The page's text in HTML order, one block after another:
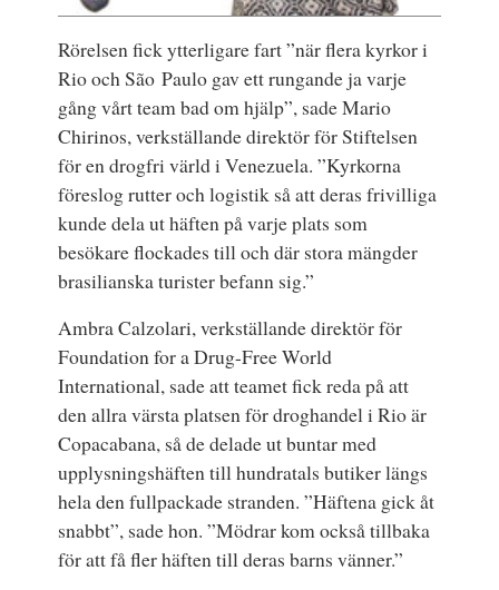
Rörelsen fick ytterligare fart ”när flera kyrkor i
Rio och São Paulo gav ett rungande ja varje
gång vårt team bad om hjälp”, sade Mario
Chirinos, verkställande direktör för Stiftelsen
för en drogfri värld i Venezuela. ”Kyrkorna
föreslog rutter och logistik så att deras frivilliga
kunde dela ut häften på varje plats som
besökare flockades till och där stora mängder
brasilianska turister befann sig.”
Ambra Calzolari, verkställande direktör för
Foundation for a Drug-Free World
International, sade att teamet fick reda på att
den allra värsta platsen för droghandel i Rio är
Copacabana, så de delade ut buntar med
upplysningshäften till hundratals butiker längs
hela den fullpackade stranden. ”Häftena gick åt
snabbt”, sade hon. ”Mödrar kom också tillbaka
för att få fler häften till deras barns vänner.”